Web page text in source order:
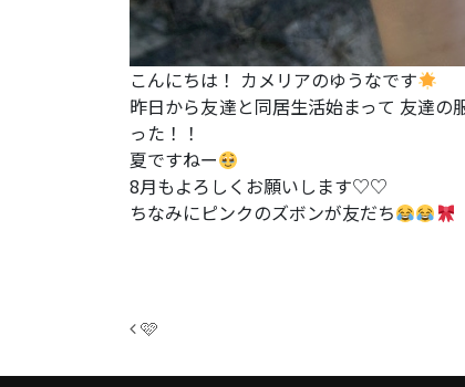
こんにちは！ カメリアのゆうなです
昨日から友達と同居生活始まって 友達
った！！
夏ですねー
8月もよろしくお願いします♡♡
ちなみにピンクのズボンが友だち
投稿ナビゲーション
🩷